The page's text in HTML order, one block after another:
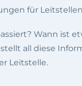
für Leitstellen
Wann ist
all diese
Leitstelle.